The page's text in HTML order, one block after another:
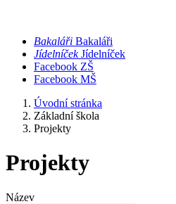
Bakaláři Bakaláři
Jídelníček Jídelníček
Facebook ZŠ
Facebook MŠ
Úvodní stránka
Základní škola
Projekty
Projekty
Název